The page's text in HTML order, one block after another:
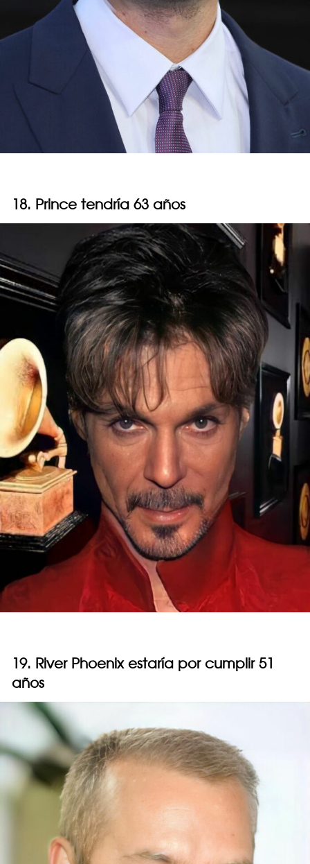
18. Prince tendría 63 años
19. River Phoenix estaría por cumplir 51
años